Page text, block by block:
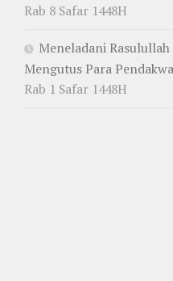
Rab 8 Safar 1448H
Meneladani Rasulullah ﷺ dalam
Mengutus Para
Rab 1 Safar 1448H